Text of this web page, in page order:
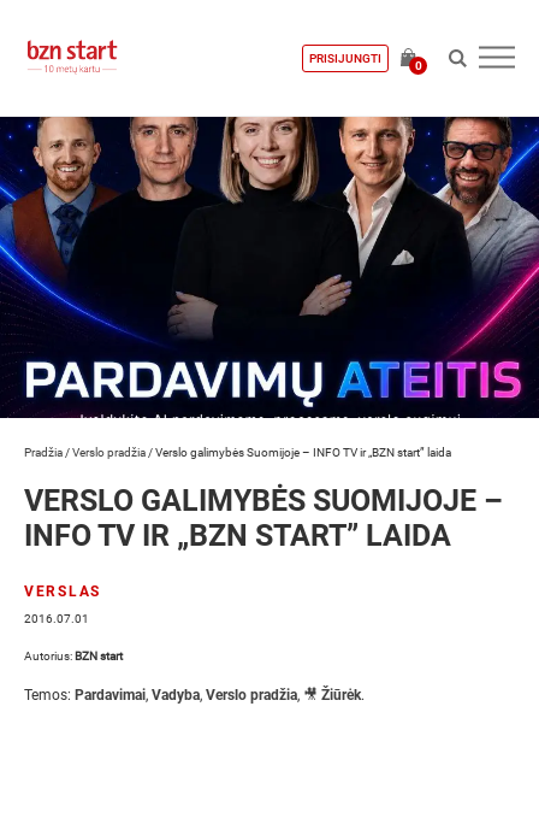
PRISIJUNGTI
0
Pradžia /Verslo pradžia /Verslo galimybės Suomijoje – INFO TV ir „BZN start” laida
VERSLO GALIMYBĖS SUOMIJOJE –
INFO TV IR „BZN START” LAIDA
VERSLAS
2016.07.01
Autorius: BZN start
Temos: Pardavimai, Vadyba, Verslo pradžia, 🎥 Žiūrėk.